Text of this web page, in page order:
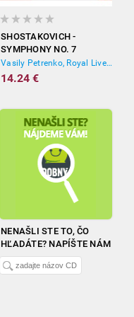
SHOSTAKOVICH -
SYMPHONY NO. 7
'LENINGRAD'
Vasily Petrenko, Royal Liverpool Philharmonic Orchestra
14.24 €
NENAŠLI STE TO, ČO
HĽADÁTE? NAPÍŠTE NÁM